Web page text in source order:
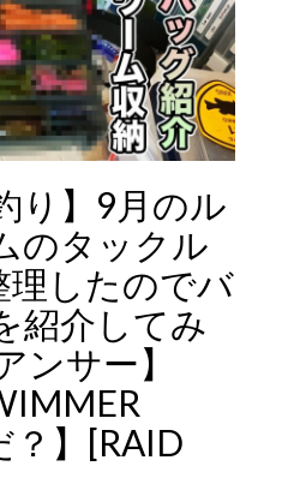
り】9月のル
のタックル
したのでバ
紹介してみ
ンサー】
？】[RAID